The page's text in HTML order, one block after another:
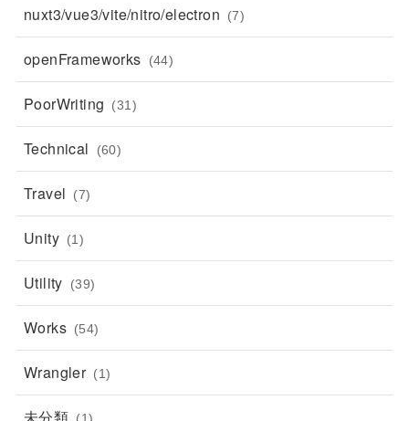
nuxt3/vue3/vite/nitro/electron (7)
openFrameworks (44)
PoorWriting (31)
Technical (60)
Travel (7)
Unity (1)
Utility (39)
Works (54)
Wrangler (1)
未分類 (1)